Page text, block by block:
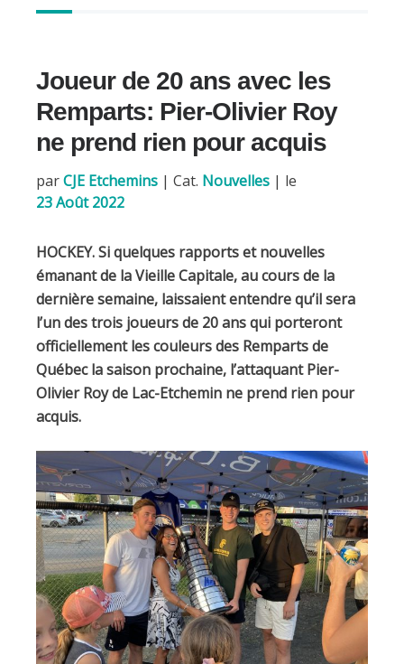
c
o
o
Joueur de 20 ans avec les
Remparts: Pier-Olivier Roy
ne prend rien pour acquis
parCJE Etchemins | Cat. Nouvelles | le
23 Août 2022
HOCKEY. Si quelques rapports et nouvelles
émanant de la Vieille Capitale, au cours de la
dernière semaine, laissaient entendre qu’il sera
l’un des trois joueurs de 20 ans qui porteront
officiellement les couleurs des Remparts de
Québec la saison prochaine, l’attaquant Pier-
Olivier Roy de Lac-Etchemin ne prend rien pour
acquis.